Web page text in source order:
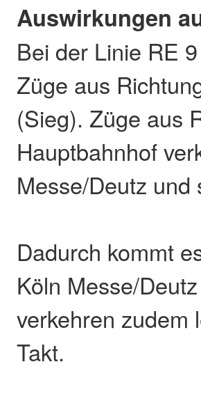
Auswirkungen
Bei der Linie RE
Züge aus
(Sieg). Züge aus
Hauptbahnhof
Messe/Deutz
Dadurch kommt
Köln Messe/
verkehren zudem
Takt.